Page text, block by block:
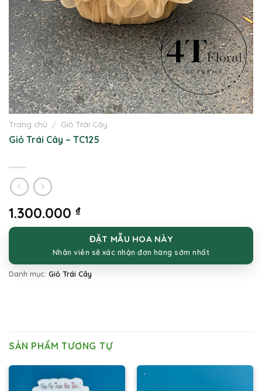
Trang chủ / Giỏ Trái Cây
Giỏ Trái Cây – TC125
1.300.000 ₫
ĐẶT MẪU HOA NÀY
Nhân viên sẽ xác nhận đơn hàng sớm nhất
Danh mục: Giỏ Trái Cây
SẢN PHẨM TƯƠNG TỰ